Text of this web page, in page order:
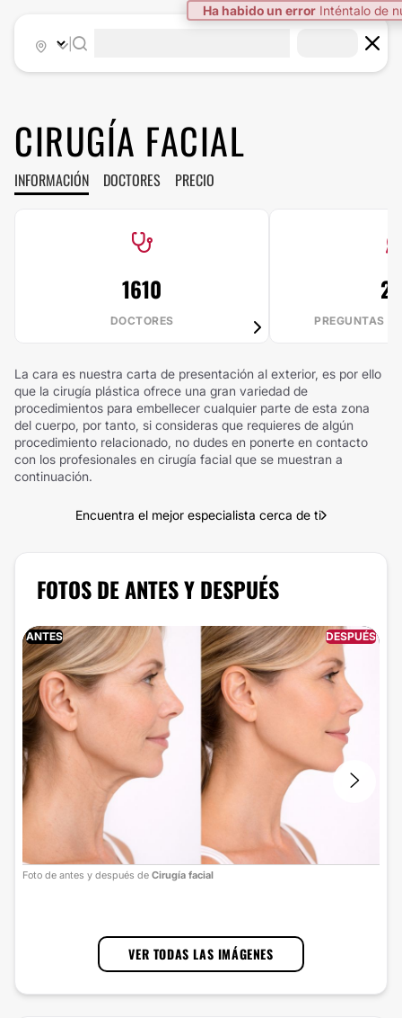
Ha habido un error Inténtalo de
CIRUGÍA FACIAL
INFORMACIÓN DOCTORES PRECIO
1610
DOCTORES PREGUNTAS
La cara es nuestra carta de presentación al exterior, es por ello
que la cirugía plástica ofrece una gran variedad de
procedimientos para embellecer cualquier parte de esta zona
del cuerpo, por tanto, si consideras que requieres de algún
procedimiento relacionado, no dudes en ponerte en contacto
con los profesionales en cirugía facial que se muestran a
continuación.
Encuentra el mejor especialista cerca de ti
FOTOS DE ANTES Y DESPUÉS
ANTES DESPUÉS
Foto de antes y después de Cirugía facial
VER TODAS LAS IMÁGENES